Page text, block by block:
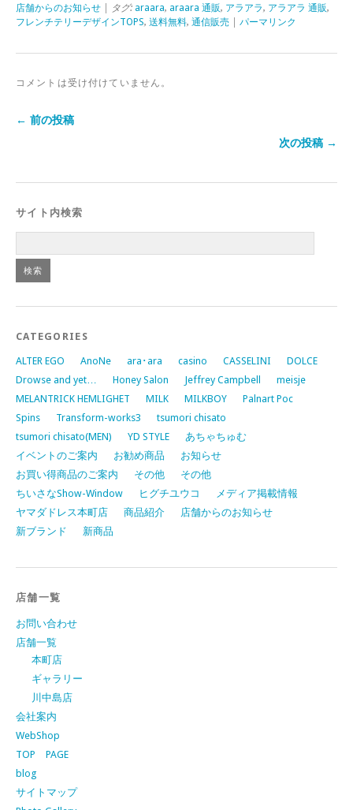
店舗からのお知らせ | タグ: araara, araara 通販, アラアラ, アラアラ 通販,
フレンチテリーデザインTOPS, 送料無料, 通信販売 パーマリンク
コメントは受け付けていません。
← 前の投稿
次の投稿 →
サイト内検索
CATEGORIES
ALTER EGO AnoNe ara･ara casino CASSELINI
DOLCE
Drowse and yet…
Honey Salon Jeffrey Campbell
meisje
MELANTRICK HEMLIGHET
MILK MILKBOY
Palnart Poc
Spins
Transform-works3
tsumori chisato
tsumori chisato(MEN)
YD STYLE
あちゃちゅむ
イベントのご案内
お勧め商品
お知らせ
お買い得商品のご案内
その他
その他
ちいさなShow-Window
ヒグチユウコ
メディア掲載情報
ヤマダドレス本町店
商品紹介
店舗からのお知らせ
新ブランド
新商品
店舗一覧
お問い合わせ
店舗一覧
本町店
ギャラリー
川中島店
会社案内
WebShop
TOP PAGE
blog
サイトマップ